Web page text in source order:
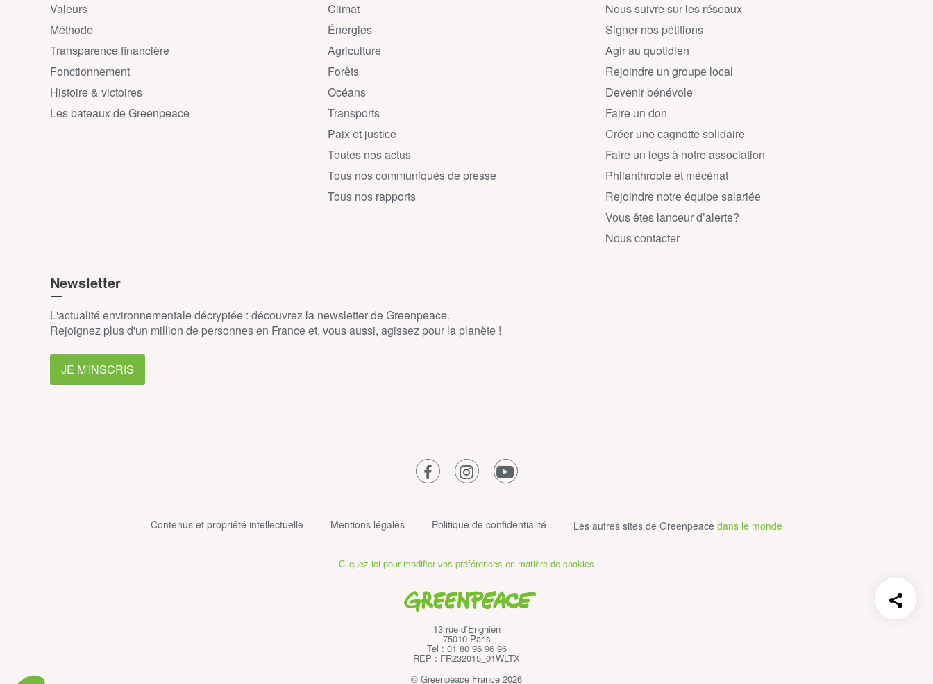
Valeurs
Méthode
Transparence financière
Fonctionnement
Histoire & victoires
Les bateaux de Greenpeace
Climat
Énergies
Agriculture
Forêts
Océans
Transports
Paix et justice
Toutes nos actus
Tous nos communiqués de presse
Tous nos rapports
Nous suivre sur les réseaux
Signer nos pétitions
Agir au quotidien
Rejoindre un groupe local
Devenir bénévole
Faire un don
Créer une cagnotte solidaire
Faire un legs à notre association
Philanthropie et mécénat
Rejoindre notre équipe salariée
Vous êtes lanceur d’alerte?
Nous contacter
Newsletter
L'actualité environnementale décryptée : découvrez la newsletter de Greenpeace.
Rejoignez plus d'un million de personnes en France et, vous aussi, agissez pour la planète !
JE M'INSCRIS
facebookinstagramyoutube
Contenus et propriété intellectuelle Mentions légales Politique de confidentialité Les autres sites de Greenpeace dans le monde
Cliquez-ici pour modifier vos préférences en matière de cookies
Greenpeace
13 rue d’Enghien
75010 Paris
Tel : 01 80 96 96 96
REP : FR232015_01WLTX
© Greenpeace France 2026